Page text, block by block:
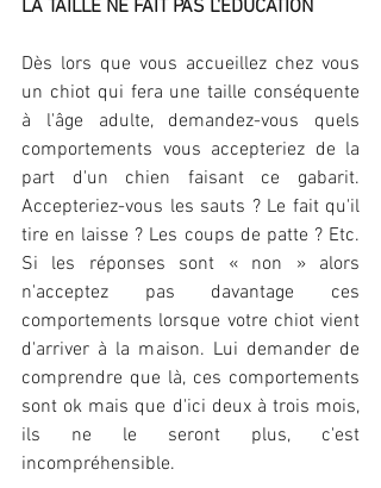
LA TAILLE NE FAIT PAS L'ÉDUCATION
Dès lors que vous accueillez chez vous
un chiot qui fera une taille conséquente
à l'âge adulte, demandez-vous quels
comportements vous accepteriez de la
part d'un chien faisant ce gabarit.
Accepteriez-vous les sauts ? Le fait qu'il
tire en laisse ? Les coups de patte ? Etc.
Si les réponses sont « non » alors
n'acceptez pas davantage ces
comportements lorsque votre chiot vient
d'arriver à la maison. Lui demander de
comprendre que là, ces comportements
sont ok mais que d'ici deux à trois mois,
ils ne le seront plus, c'est
incompréhensible.